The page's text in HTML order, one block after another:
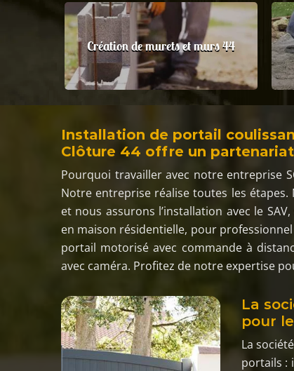
Création de murets et murs 44
Installation de portail
Clôture 44 offre un
Pourquoi travailler avec notre entreprise
Notre entreprise réalise toutes les
et nous assurons l’installation avec le
en maison résidentielle, pour
portail motorisé avec commande à
avec caméra. Profitez de notre expertise
La
pour
La
portails :